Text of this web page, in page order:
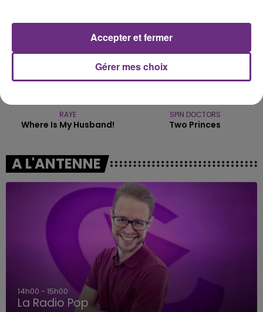
RAYE
Where Is My Husband!
SPIN DOCTORS
Two Princes
A L'ANTENNE
14h00 - 15h00
La Radio Pop
Gérer mes choix
Accepter et fermer